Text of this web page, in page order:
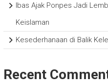
Ibas Ajak Ponpes Jadi
Keislaman
Kesederhanaan di Balik
Recent